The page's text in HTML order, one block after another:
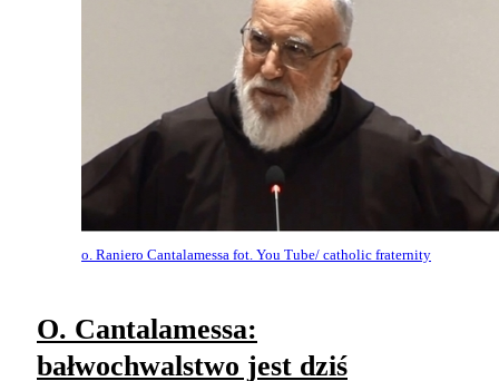
o. Raniero Cantalamessa fot. You Tube/ catholic fraternity
O. Cantalamessa:
bałwochwalstwo jest dziś